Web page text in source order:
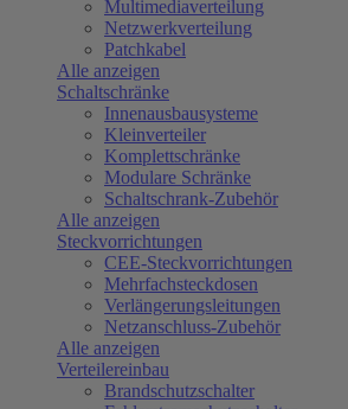
Multimediaverteilung
Netzwerkverteilung
Patchkabel
Alle anzeigen
Schaltschränke
Innenausbausysteme
Kleinverteiler
Komplettschränke
Modulare Schränke
Schaltschrank-Zubehör
Alle anzeigen
Steckvorrichtungen
CEE-Steckvorrichtungen
Mehrfachsteckdosen
Verlängerungsleitungen
Netzanschluss-Zubehör
Alle anzeigen
Verteilereinbau
Brandschutzschalter